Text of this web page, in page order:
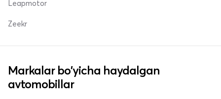
Leapmotor
Zeekr
Markalar bo'yicha haydalgan
avtomobillar